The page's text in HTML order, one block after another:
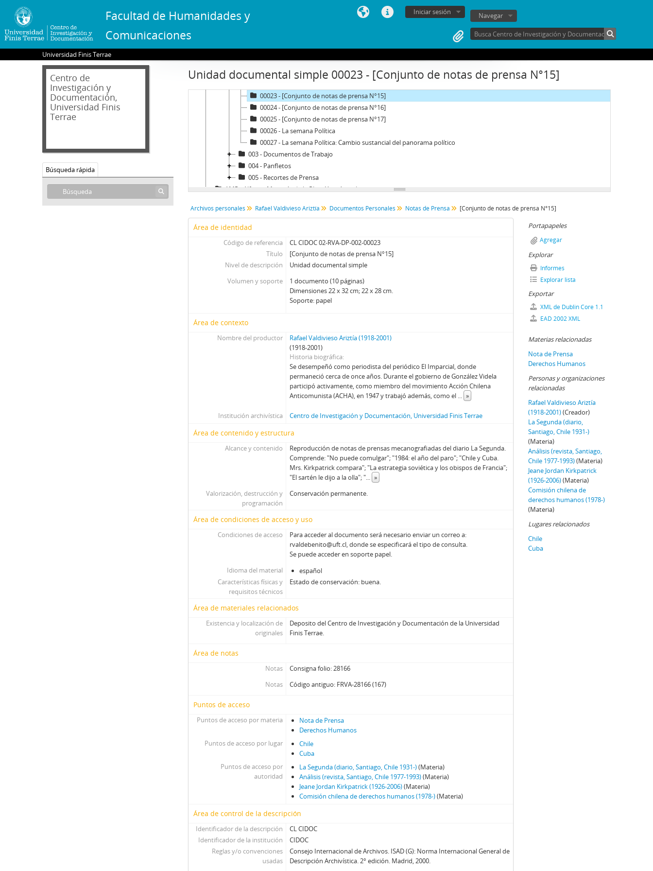
Facultad de Humanidades y
Comunicaciones
Iniciar sesión Navegar
Universidad Finis Terrae
Centro de
Investigación y
Documentación,
Universidad Finis
Terrae
Búsqueda rápida
Unidad documental simple 00023 - [Conjunto de notas de prensa N°15]
00016 - [Conjunto de notas de prensa N°8]
00019 - [Conjunto de notas de prensa N°11]
00020 - [Conjunto de notas de prensa N°12]
00021 - [Conjunto de notas de prensa N°13]
00022 - [Conjunto de notas de prensa N°14]
00023 - [Conjunto de notas de prensa N°15]
00024 - [Conjunto de notas de prensa N°16]
00025 - [Conjunto de notas de prensa N°17]
00026 - La semana Política
00027 - La semana Política: Cambio sustancial del panorama político
003 - Documentos de Trabajo
004 - Panfletos
005 - Recortes de Prensa
AMP - Alfonso Marquéz de la Plata Yrarrázaval
Archivos personales Rafael Valdivieso Ariztía Documentos Personales Notas de Prensa [Conjunto de notas de prensa N°15]
Área de identidad
Código de referencia
CL CIDOC 02-RVA-DP-002-00023
Título
[Conjunto de notas de prensa N°15]
Nivel de descripción
Unidad documental simple
Volumen y soporte
1 documento (10 páginas)
Dimensiones 22 x 32 cm; 22 x 28 cm.
Soporte: papel
Área de contexto
Nombre del productor
Rafael Valdivieso Ariztía (1918-2001)
(1918-2001)
Historia biográfica
Se desempeñó como periodista del periódico El Imparcial, donde
permaneció cerca de once años. Durante el gobierno de González Videla
participó activamente, como miembro del movimiento Acción Chilena
Anticomunista (ACHA), en 1947 y trabajó además, como el ... »
Institución archivística Centro de Investigación y Documentación, Universidad Finis Terrae
Área de contenido y estructura
Alcance y contenido
Reproducción de notas de prensas mecanografiadas del diario La Segunda.
Comprende: "No puede comulgar"; "1984: el año del paro"; "Chile y Cuba.
Mrs. Kirkpatrick compara"; "La estrategia soviética y los obispos de Francia";
"El sartén le dijo a la olla"; "... »
Valorización, destrucción y
programación
Conservación permanente.
Área de condiciones de acceso y uso
Condiciones de acceso
Para acceder al documento será necesario enviar un correo a:
rvaldebenito@uft.cl, donde se especificará el tipo de consulta.
Se puede acceder en soporte papel.
Idioma del material
español
Características físicas y
requisitos técnicos
Estado de conservación: buena.
Área de materiales relacionados
Existencia y localización de
originales
Deposito del Centro de Investigación y Documentación de la Universidad
Finis Terrae.
Área de notas
Notas
Consigna folio: 28166
Notas
Código antiguo: FRVA-28166 (167)
Puntos de acceso
Puntos de acceso por materia
Nota de Prensa
Derechos Humanos
Puntos de acceso por lugar
Chile
Cuba
Puntos de acceso por
autoridad
La Segunda (diario, Santiago, Chile 1931-)(Materia)
Análisis (revista, Santiago, Chile 1977-1993)(Materia)
Jeane Jordan Kirkpatrick (1926-2006)(Materia)
Comisión chilena de derechos humanos (1978-)(Materia)
Área de control de la descripción
Identificador de la descripción
CL CIDOC
Identificador de la institución
CIDOC
Reglas y/o convenciones
usadas
Consejo Internacional de Archivos. ISAD (G): Norma Internacional General de
Descripción Archivística. 2° edición. Madrid, 2000.
Portapapeles
Agregar
Explorar
Informes
Explorar lista
Exportar
XML de Dublin Core 1.1
EAD 2002 XML
Materias relacionadas
Nota de Prensa
Derechos Humanos
Personas y organizaciones
relacionadas
Rafael Valdivieso Ariztía
(1918-2001)(Creador)
La Segunda (diario,
Santiago, Chile 1931-)
(Materia)
Análisis (revista, Santiago,
Chile 1977-1993)(Materia)
Jeane Jordan Kirkpatrick
(1926-2006)(Materia)
Comisión chilena de
derechos humanos (1978-)
(Materia)
Lugares relacionados
Chile
Cuba